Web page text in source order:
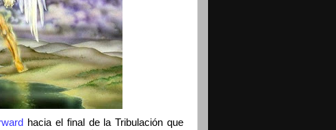
hacia el final de la Tribulación que